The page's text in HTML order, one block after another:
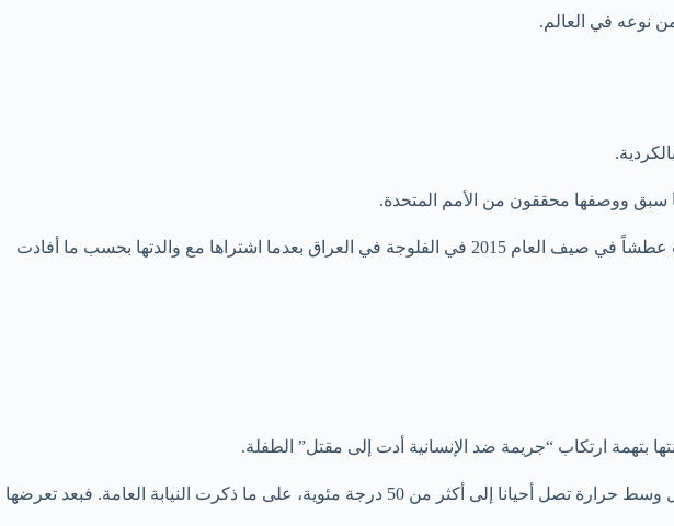
نوعه في العالم.
سبق ووصفها محققون من الأمم المتحدة.
وكان الجميلي الذي انضم إلى صفوف داعش العام 2013، أدين بتهمة ترك طفلة إيزيدية في الخامسة من العمر تموت عطشاً في صيف العام 2015 في الفلوجة في العراق بعدما اشتراها مع والدتها بحسب ما أفادت
ارتكاب “جريمة ضد الإنسانية أدت إلى مقتل” الطفلة.
وروت والدة الطفلة الشاهدة الرئيسية أمام المحكمة، المأساة التي عانتها طفلتها وهي معلّقة على نافذة خارج المنزل وسط حرارة تصل أحيانا إلى أكثر من 50 درجة مئوية، على ما ذكرت النيابة العامة. فبعد تعرضها